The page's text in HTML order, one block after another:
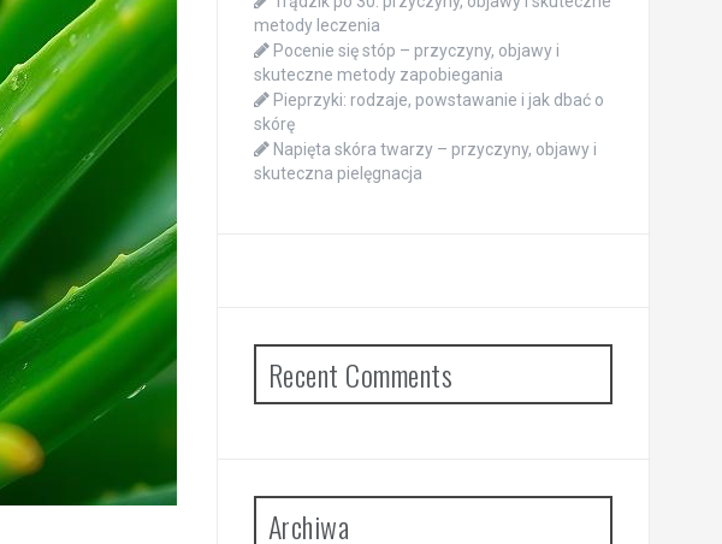
metody leczenia
Pocenie się stóp – przyczyny, objawy i
skuteczne metody zapobiegania
Pieprzyki: rodzaje, powstawanie i jak dbać o
skórę
Napięta skóra twarzy – przyczyny, objawy i
skuteczna pielęgnacja
Recent Comments
Archiwa